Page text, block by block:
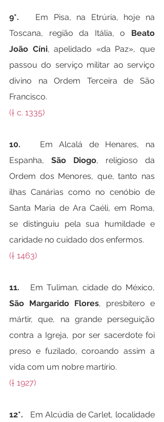
9*. Em Pisa, na Etrúria, hoje na
Toscana, região da Itália, o Beato
João Cíni, apelidado «da Paz», que
passou do serviço militar ao serviço
divino na Ordem Terceira de São
Francisco.
(† c. 1335)
10. Em Alcalá de Henares, na
Espanha, São Diogo, religioso da
Ordem dos Menores, que, tanto nas
ilhas Canárias como no cenóbio de
Santa Maria de Ara Caéli, em Roma,
se distinguiu pela sua humildade e
caridade no cuidado dos enfermos.
(† 1463)
11.
São Margarido Flores, presbítero e
mártir, que, na grande perseguição
contra a Igreja, por ser sacerdote foi
preso e fuzilado, coroando assim a
vida com um nobre martírio.
(† 1927)
12*. Em Alcúdia de Carlet, localidade